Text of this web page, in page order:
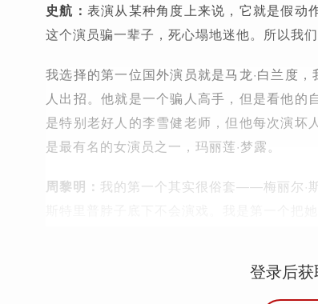
史航： 表演从某种角度上来说，它就是假动
这个演员骗一辈子，死心塌地迷他。所以我
我选择的第一位国外演员就是马龙·白兰度
人出招。他就是一个骗人高手，但是看他
是特别老好人的李雪健老师，但他每次演坏
是最有名的女演员之一，玛丽莲·梦露。
周黎明： 我的第一个其实很俗套——梅丽尔·
登录后